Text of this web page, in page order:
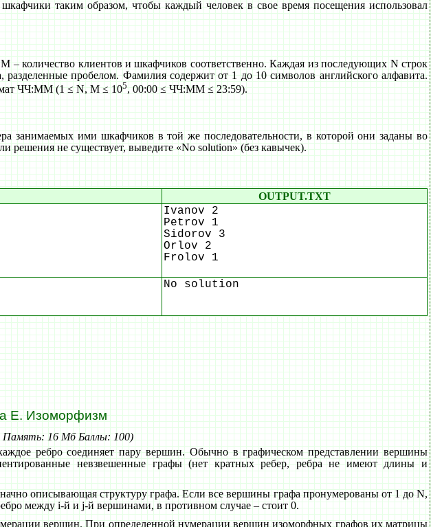
таким образом, чтобы каждый человек в свое время посещения использовал
– количество клиентов и шкафчиков соответственно. Каждая из последующих N строк
пробелом. Фамилия содержит от 1 до 10 символов английского алфавита.
ЧЧ:ММ (1 ≤ N, M ≤ 105, 00:00 ≤ ЧЧ:ММ ≤ 23:59).
ими шкафчиков в той же последовательности, в которой они заданы во
решения не существует, выведите «No solution» (без кавычек).
OUTPUT.TXT
Ivanov 2
Petrov 1
Sidorov 3
Orlov 2
Frolov 1
No solution
E. Изоморфизм
Память: 16 Мб Баллы: 100)
ребро соединяет пару вершин. Обычно в графическом представлении вершины
невзвешенные графы (нет кратных ребер, ребра не имеют длины и
описывающая структуру графа. Если все вершины графа пронумерованы от 1 до N,
между i-й и j-й вершинами, в противном случае – стоит 0.
вершин. При определенной нумерации вершин изоморфных графов их матрицы